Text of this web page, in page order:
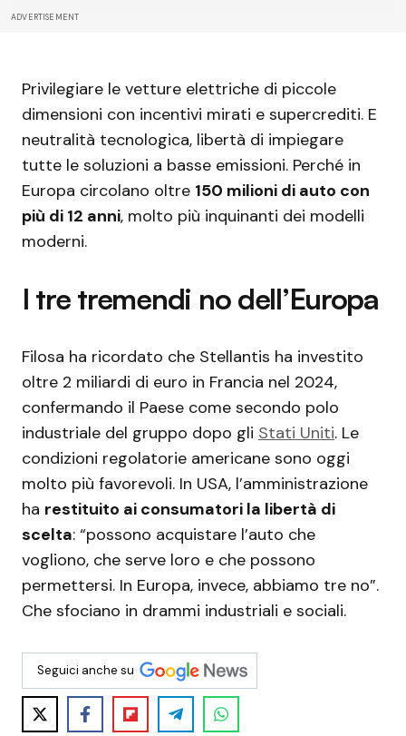
ADVERTISEMENT
Privilegiare le vetture elettriche di piccole
dimensioni con incentivi mirati e supercrediti. E
neutralità tecnologica, libertà di impiegare
tutte le soluzioni a basse emissioni. Perché in
Europa circolano oltre 150 milioni di auto con
più di 12 anni, molto più inquinanti dei modelli
moderni.
I tre tremendi no dell’Europa
Filosa ha ricordato che Stellantis ha investito
oltre 2 miliardi di euro in Francia nel 2024,
confermando il Paese come secondo polo
industriale del gruppo dopo gli Stati Uniti. Le
condizioni regolatorie americane sono oggi
molto più favorevoli. In USA, l’amministrazione
ha restituito ai consumatori la libertà di
scelta: “possono acquistare l’auto che
vogliono, che serve loro e che possono
permettersi. In Europa, invece, abbiamo tre no”.
Che sfociano in drammi industriali e sociali.
Seguici anche su